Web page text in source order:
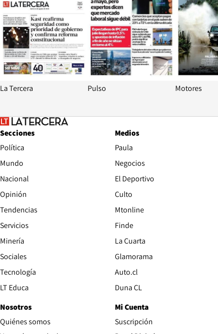
La Tercera Pulso Motores
Secciones
Política
Mundo
Nacional
Opinión
Tendencias
Servicios
Minería
Sociales
Tecnología
LT Educa
Medios
Paula
Negocios
El Deportivo
Culto
Mtonline
Finde
La Cuarta
Glamorama
Auto.cl
Duna CL
Nosotros
Quiénes somos
Mi Cuenta
Suscripción